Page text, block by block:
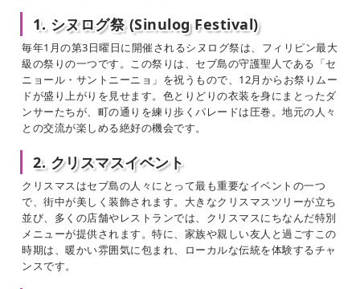
1. シヌログ祭 (Sinulog Festival)
毎年1月の第3日曜日に開催されるシヌログ祭は、フィリピン最大
級の祭りの一つです。この祭りは、セブ島の守護聖人である「セ
ニョール・サントニーニョ」を祝うもので、12月からお祭りムー
ドが盛り上がりを見せます。色とりどりの衣装を身にまとったダ
ンサーたちが、町の通りを練り歩くパレードは圧巻。地元の人々
との交流が楽しめる絶好の機会です。
2. クリスマスイベント
クリスマスはセブ島の人々にとって最も重要なイベントの一つ
で、街中が美しく装飾されます。大きなクリスマスツリーが立ち
並び、多くの店舗やレストランでは、クリスマスにちなんだ特別
メニューが提供されます。特に、家族や親しい友人と過ごすこの
時期は、暖かい雰囲気に包まれ、ローカルな伝統を体験するチャ
ンスです。